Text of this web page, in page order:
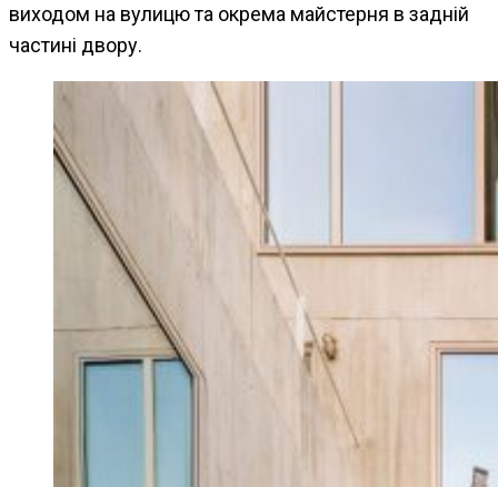
виходом на вулицю та окрема майстерня в задній
частині двору.